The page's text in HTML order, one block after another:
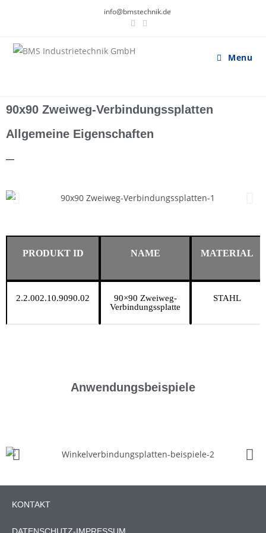
info@bmstechnik.de
Menu
90x90 Zweiweg-Verbindungssplatten
Allgemeine Eigenschaften
—
PRODUKT ID NAME MATERIAL
2.2.002.10.9090.02
90×90 Zweiweg-
Verbindungssplatte
STAHL
Anwendungsbeispiele
KONTAKT